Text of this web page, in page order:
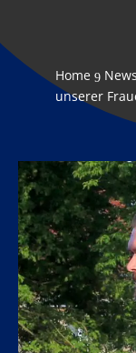
Home 9 News
unserer